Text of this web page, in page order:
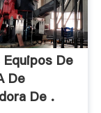
De
De
De .